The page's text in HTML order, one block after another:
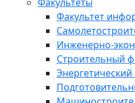
Факультет
Инженерно-
Строительный
Энергетический